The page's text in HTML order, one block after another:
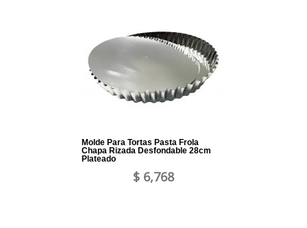
Molde Para Tortas Pasta Frola
Chapa Rizada Desfondable 28cm
Plateado
$ 6,768